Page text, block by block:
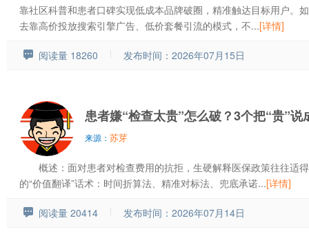
靠社区科普和患者口碑实现低成本品牌破圈，精准触达目标用户。
去靠高价投放搜索引擎广告、低价套餐引流的模式，不...[详情]
阅读量 18260 发布时间：2026年07月15日
患者嫌“检查太贵”怎么破？3个把“贵”说
来源： 苏芽
概述：面对患者对检查费用的抗拒，生硬解释医保政策往往适
的“价值翻译”话术：时间折算法、精准对标法、兜底承诺...[详情]
阅读量 20414 发布时间：2026年07月14日